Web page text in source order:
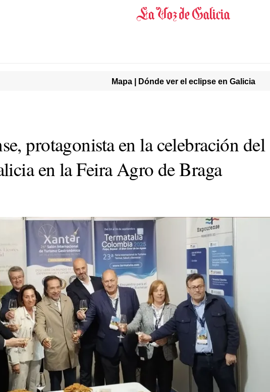
Mapa | Dónde ver el eclipse en Galicia
protagonista en la celebración del
en la Feira Agro de Braga